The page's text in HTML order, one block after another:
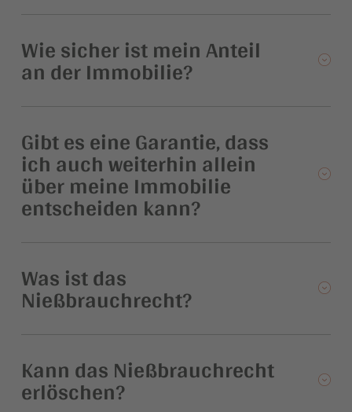
Wie sicher ist mein Anteil
an der Immobilie?
Gibt es eine Garantie, dass
ich auch weiterhin allein
über meine Immobilie
entscheiden kann?
Was ist das
Nießbrauchrecht?
Kann das Nießbrauchrecht
erlöschen?